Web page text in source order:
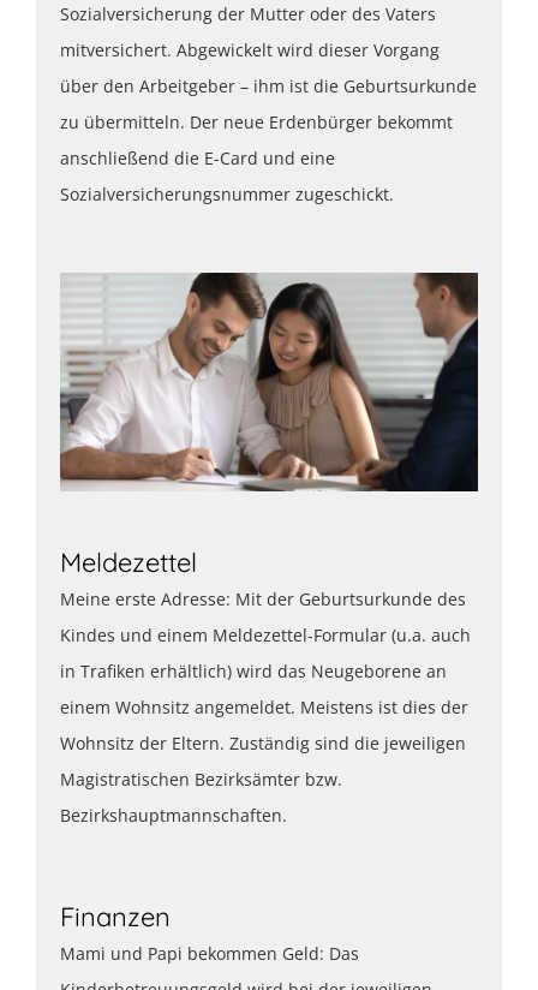
Sozialversicherung der Mutter oder des Vaters
mitversichert. Abgewickelt wird dieser Vorgang
über den Arbeitgeber – ihm ist die Geburtsurkunde
zu übermitteln. Der neue Erdenbürger bekommt
anschließend die E-Card und eine
Sozialversicherungsnummer zugeschickt.
Meldezettel
Meine erste Adresse: Mit der Geburtsurkunde des
Kindes und einem Meldezettel-Formular (u.a. auch
in Trafiken erhältlich) wird das Neugeborene an
einem Wohnsitz angemeldet. Meistens ist dies der
Wohnsitz der Eltern. Zuständig sind die jeweiligen
Magistratischen Bezirksämter bzw.
Bezirkshauptmannschaften.
Finanzen
Mami und Papi bekommen Geld: Das